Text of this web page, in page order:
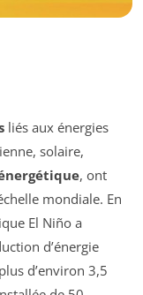
liés aux énergies
solaire,
, ont
mondiale. En
El Niño a
d’énergie
d’environ 3,5